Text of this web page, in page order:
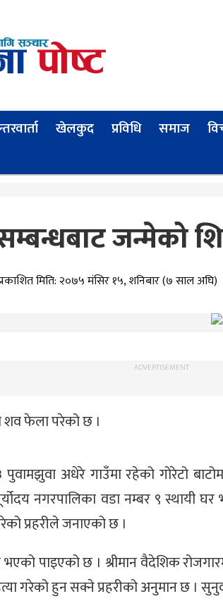
खेलकुद प्रविधि समाज
जन्मेको
मिति: २०७५ मंसिर १५, शनिबार (७ साल अघि)
ADVERTISEMENT
शव फेला परेको छ ।
अधेरे गाउँमा रहेको गोरेटो
नगरपालिका वडा नम्बर ९ स्थायी
प्रहरीले जनाएको छ ।
भएको पाइएको छ । श्रीमान वैदेशिक
गरेको हुन सक्ने प्रहरीको अनुमान छ ।